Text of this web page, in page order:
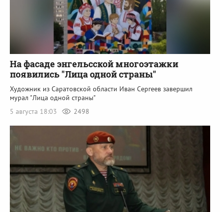
На фасаде энгельсской многоэтажки
появились "Лица одной страны"
Художник из Саратовской области Иван Сергеев завершил
мурал "Лица одной страны"
5 августа 18:03
2498